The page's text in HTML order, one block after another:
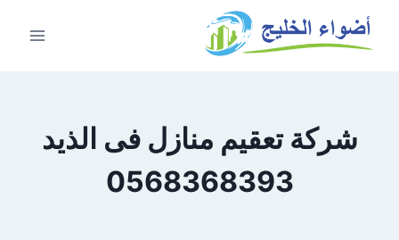
شركة تعقيم منازل فى الذيد
0568368393